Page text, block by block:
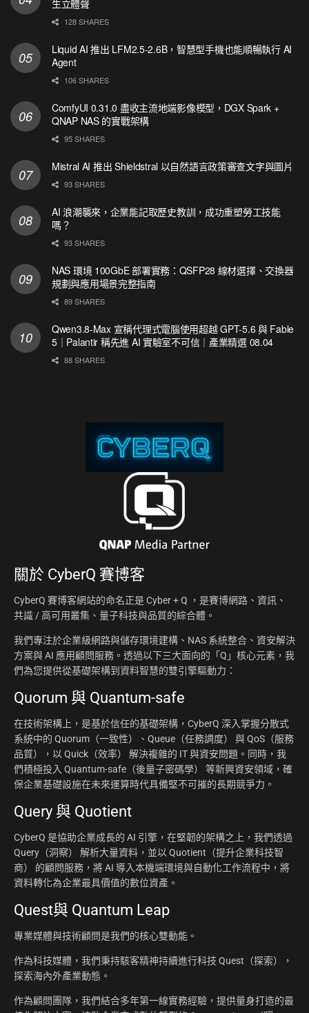
生立體聲
128 SHARES
Liquid AI 推出 LFM2.5-2.6B，智慧型手機也能順暢執行 AI
Agent
106 SHARES
ComfyUI 0.31.0 盡收主流地端影像模型，DGX Spark +
QNAP NAS 的實戰架構
95 SHARES
Mistral AI 推出 Shieldstral 以自然語言政策審查文字與圖片
93 SHARES
AI 浪潮襲來，企業能記取歷史教訓，成功重塑勞工技能
嗎？
93 SHARES
NAS 環境 100GbE 部署實務：QSFP28 線材選擇、交換器
規劃與應用場景完整指南
89 SHARES
Qwen3.8-Max 宣稱代理式電腦使用超越 GPT-5.6 與 Fable
5｜Palantir 稱先進 AI 實驗室不可信｜產業精選 08.04
88 SHARES
關於 CyberQ 賽博客
CyberQ 賽博客網站的命名正是 Cyber + Q ，是賽博網路、資訊、
共識 / 高可用叢集、量子科技與品質的綜合體。
我們專注於企業級網路與儲存環境建構、NAS 系統整合、資安解決
方案與 AI 應用顧問服務。透過以下三大面向的「Q」核心元素，我
們為您提供從基礎架構到資料智慧的雙引擎驅動力：
Quorum 與 Quantum-safe
在技術架構上，是基於信任的基礎架構，CyberQ 深入掌握分散式
系統中的 Quorum（一致性）、Queue（任務調度） 與 QoS（服務
品質），以 Quick（效率） 解決複雜的 IT 與資安問題。同時，我
們積極投入 Quantum-safe（後量子密碼學） 等新興資安領域，確
保企業基礎設施在未來運算時代具備堅不可摧的長期競爭力。
Query 與 Quotient
CyberQ 是協助企業成長的 AI 引擎，在堅韌的架構之上，我們透過
Query（洞察） 解析大量資料，並以 Quotient（提升企業科技智
商） 的顧問服務，將 AI 導入本機端環境與自動化工作流程中，將
資料轉化為企業最具價值的數位資產。
Quest與 Quantum Leap
專業媒體與技術顧問是我們的核心雙動能。
作為科技媒體，我們秉持駭客精神持續進行科技 Quest（探索），
探索海內外產業動態。
作為顧問團隊，我們結合多年第一線實務經驗，提供量身打造的最